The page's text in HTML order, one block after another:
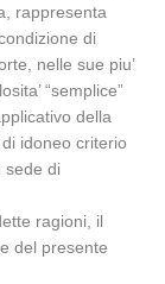
rappresenta
di
nelle sue piu’
“semplice”
della
di idoneo criterio
sede di
ragioni, il
del presente